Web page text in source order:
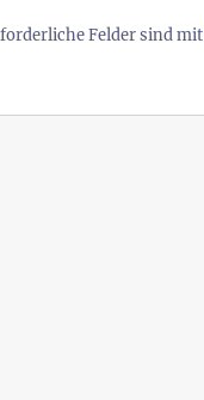
Felder sind mit